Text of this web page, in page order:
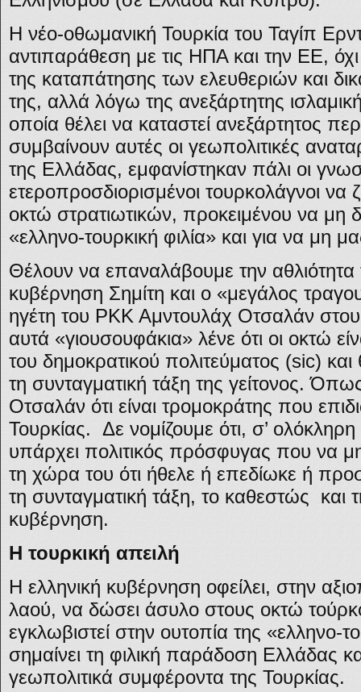
Η νέο-οθωμανική Τουρκία του Ταγίπ
αντιπαράθεση με τις ΗΠΑ και την ΕΕ,
της καταπάτησης των ελευθεριών και
της, αλλά λόγω της ανεξάρτητης
οποία θέλει να καταστεί ανεξάρτητος
συμβαίνουν αυτές οι γεωπολιτικές
της Ελλάδας, εμφανίστηκαν πάλι οι
ετεροπροσδιορισμένοι τουρκολάγνοι
οκτώ στρατιωτικών, προκειμένου να μη
«ελληνο-τουρκική φιλία» και για να μη
Θέλουν να επαναλάβουμε την
κυβέρνηση Σημίτη και ο «μεγάλος
ηγέτη του ΡΚΚ Αμντουλάχ Οτσαλάν
αυτά «γιουσουφάκια» λένε ότι οι οκτώ
του δημοκρατικού πολιτεύματος (sic)
τη συνταγματική τάξη της γείτονος.
Οτσαλάν ότι είναι τρομοκράτης που
Τουρκίας. Δε νομίζουμε ότι, σ’
υπάρχει πολιτικός πρόσφυγας που να
τη χώρα του ότι ήθελε ή επεδίωκε ή
τη συνταγματική τάξη, το καθεστώς και
κυβέρνηση.
Η τουρκική απειλή
Η ελληνική κυβέρνηση οφείλει, στην
λαού, να δώσει άσυλο στους οκτώ
εγκλωβιστεί στην ουτοπία της «ελληνο-
σημαίνει τη φιλική παράδοση Ελλάδας
γεωπολιτικά συμφέροντα της Τουρκίας.